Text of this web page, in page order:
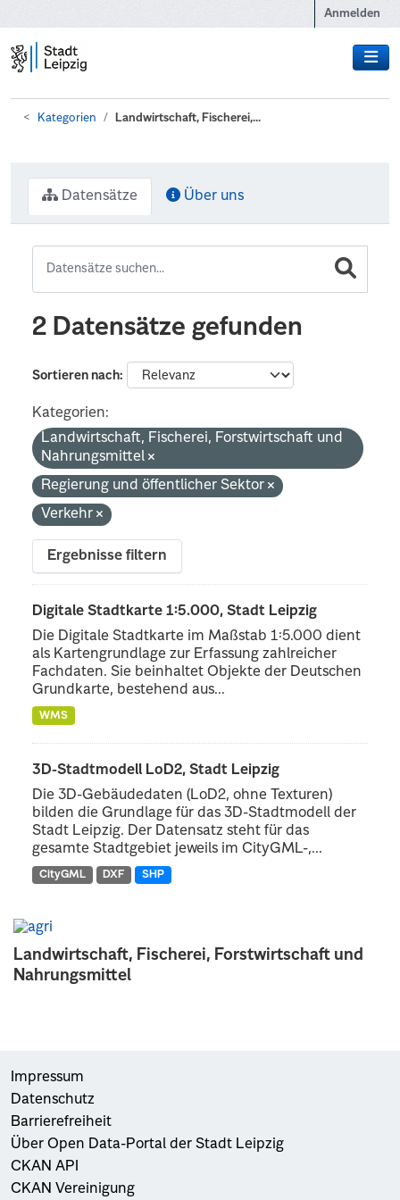
Anmelden
Kategorien Landwirtschaft, Fischerei,...
Landwirtschaft, Fischerei, Forstwirtschaft und
Nahrungsmittel
Datensätze Über uns
2 Datensätze gefunden
Sortieren nach
Kategorien:
Landwirtschaft, Fischerei, Forstwirtschaft und
Nahrungsmittel
Regierung und öffentlicher Sektor
Verkehr
Ergebnisse filtern
Digitale Stadtkarte 1:5.000, Stadt Leipzig
Die Digitale Stadtkarte im Maßstab 1:5.000 dient
als Kartengrundlage zur Erfassung zahlreicher
Fachdaten. Sie beinhaltet Objekte der Deutschen
Grundkarte, bestehend aus...
WMS
3D-Stadtmodell LoD2, Stadt Leipzig
Die 3D-Gebäudedaten (LoD2, ohne Texturen)
bilden die Grundlage für das 3D-Stadtmodell der
Stadt Leipzig. Der Datensatz steht für das
gesamte Stadtgebiet jeweils im CityGML-,...
CityGML DXF SHP
Impressum
Datenschutz
Barrierefreiheit
Über Open Data-Portal der Stadt Leipzig
CKAN API
CKAN Vereinigung